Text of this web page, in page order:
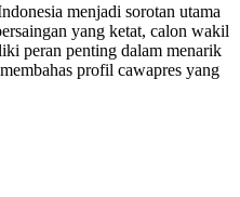
menjadi sorotan utama
yang ketat, calon wakil
peran penting dalam menarik
profil cawapres yang